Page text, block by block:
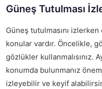
Güneş Tutulması
Güneş tutulmasını
konular vardır. Öncelikle,
gözlükler kullanmalısınız.
konumda bulunmanız
izleyebilir ve keyif